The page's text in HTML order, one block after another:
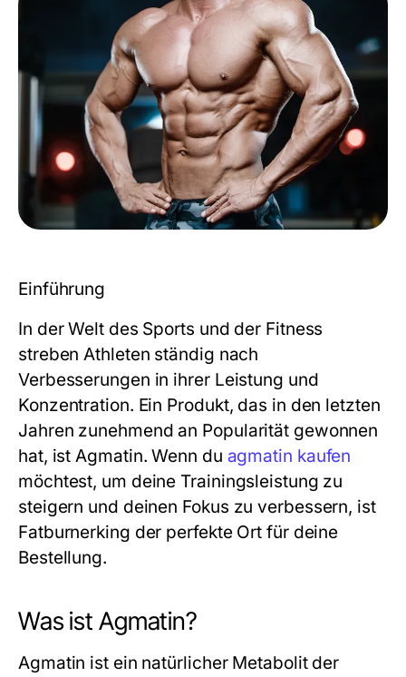
Einführung
In der Welt des Sports und der Fitness
streben Athleten ständig nach
Verbesserungen in ihrer Leistung und
Konzentration. Ein Produkt, das in den letzten
Jahren zunehmend an Popularität gewonnen
hat, istAgmatin. Wenn du agmatin kaufen
möchtest, um deine Trainingsleistung zu
steigern und deinen Fokus zu verbessern, ist
Fatburnerking der perfekte Ort für deine
Bestellung.
Was ist Agmatin?
Agmatin ist ein natürlicher Metabolit der